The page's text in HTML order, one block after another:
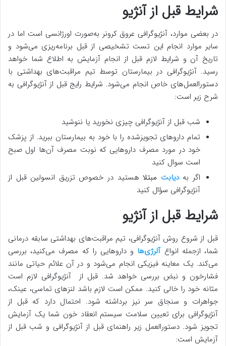
شرایط قبل از آنژیو
در بعضی موارد، آنژیوگرافی عروق کرونر به‌صورت اورژانسی است اما در
سایر موارد انجام این تست تشخیصی از قبل برنامه‌ریزی می‌شود و
تاریخ آن و شرایط لازم قبل از انجام آزمایش به اطلاع شما خواهد
رسید. آنژیوگرافی در بیمارستان توسط تیم مراقبت‌های بهداشتی با
دستورالعمل‌های خاص انجام می‌شود. شرایط رایج قبل از آنژیوگرافی به
شرح زیر است:
شب قبل از آنژیوگرافی چیزی نخورید یا ننوشید
تمام داروهای تجویزشده را با خود به بیمارستان ببرید. از پزشک
خود در مورد مصرف داروهایی که نوبت مصرف آن‌ها اول صبح
است سوال کنید
اگر بهدیابت مبتلا هستید در خصوص تزریق انسولین قبل از
آنژیوگرافی سؤال کنید
شرایط قبل از آنژیو
قبل از شروع روش آنژیوگرافی، تیم مراقبت‌های بهداشتی سابقه درمانی
شما، ازجمله انواعآلرژی‌ها و داروهایی را که مصرف می‌کنید، بررسی
می‌کند. یک معاینه فیزیکی انجام می‌شود و در آن علائم حیاتی مانند
فشارخون و نبض بررسی خواهد شد. قبل از آنژیوگرافی لازم است
مثانه خود را خالی کنید. ممکن است لازم باشد لنزهای تماسی، عینک،
جواهرات و سنجاق سر نیز برداشته شود. احتمال دارد که قبل از
آنژیوگرافی برای تعیین سلامت سیستم انعقاد خون شما یک آزمایش
تجویز شود. دستورالعمل زیر راهنمای قبل از آنژیوگرافی و شب قبل از
آزمایش است: